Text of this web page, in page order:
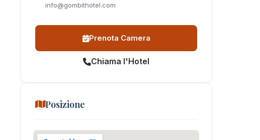
info@gombithotel.com
Prenota Camera
Chiama l'Hotel
Posizione